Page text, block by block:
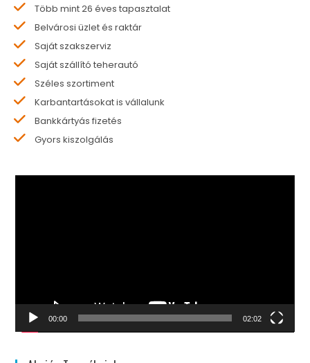
Több mint 26 éves tapasztalat
Belvárosi üzlet és raktár
Saját szakszerviz
Saját szállító teherautó
Széles szortiment
Karbantartásokat is vállalunk
Bankkártyás fizetés
Gyors kiszolgálás
00:00 02:02